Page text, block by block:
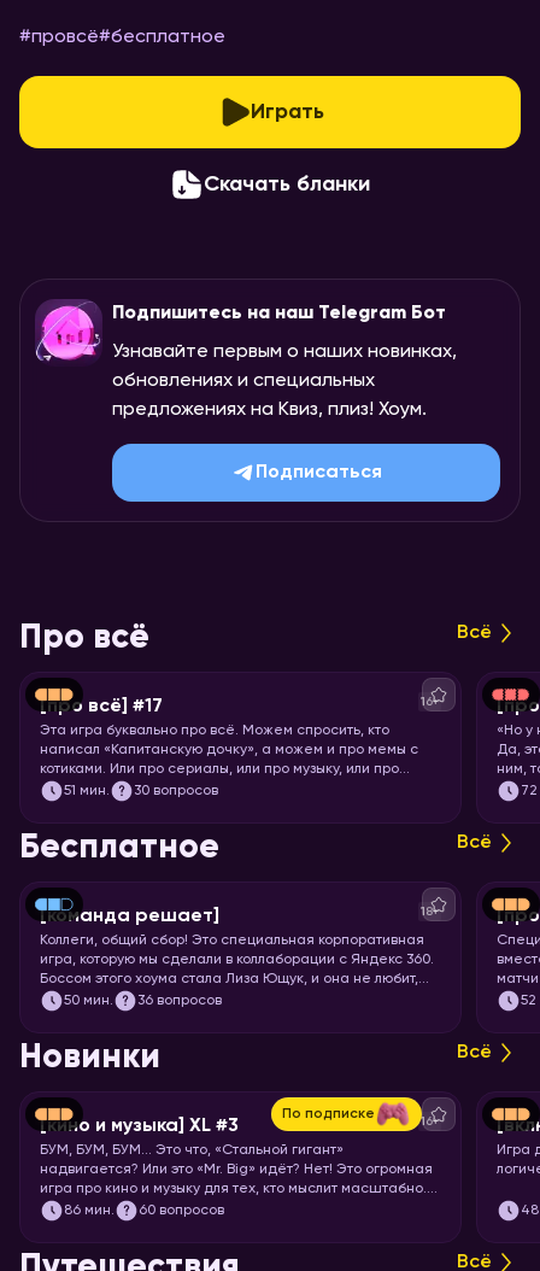
#провсё#бесплатное
Играть
Скачать бланки
Подпишитесь на наш Telegram Бот
Узнавайте первым о наших новинках,
обновлениях и специальных
предложениях на Квиз, плиз! Хоум.
Подписаться
Про всё Всё
[про всё] #17 16+
Эта игра буквально про всё. Можем спросить, кто
написал «Капитанскую дочку», а можем и про мемы с
котиками. Или про сериалы, или про музыку, или про
технологии. Короче, никаких специфических знаний не
кругозор. Погнали играть!
51 мин. 30 вопросов
[про
«Но у
Да,
ним,
72
Бесплатное Всё
[команда решает] 18+
Коллеги, общий сбор! Это специальная корпоративная
игра, которую мы сделали в коллаборации с Яндекс 360.
Боссом этого хоума стала Лиза Ющук, и она не любит,
когда вы откладываете задачку в долгий ящик. Так что
тимбилдиться. Вас ждёт 5 раундов вопросов на разные
темы, ответить на которые поможет слаженная работа.
50 мин. 36 вопросов 52
Новинки Всё
По подписке
[кино и музыка] XL #3 16+
БУМ, БУМ, БУМ… Это что, «Стальной гигант»
надвигается? Или это «Mr. Big» идёт? Нет! Это огромная
игра про кино и музыку для тех, кто мыслит масштабно.
Вас ждут целых 7 раундов песен, клипов, отрывков из
миску попкорна и запускайте хоум!
86 мин. 60 вопросов
Игра
48
Всё